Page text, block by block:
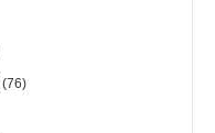
(76)